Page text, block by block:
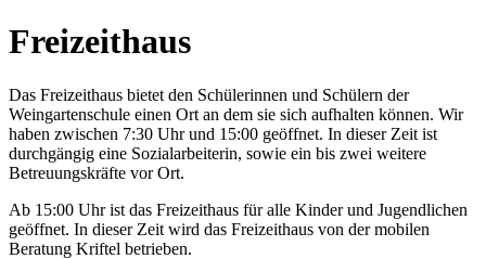
Freizeithaus
Das Freizeithaus bietet den Schülerinnen und Schülern der
Weingartenschule einen Ort an dem sie sich aufhalten können. Wir
haben zwischen 7:30 Uhr und 15:00 geöffnet. In dieser Zeit ist
durchgängig eine Sozialarbeiterin, sowie ein bis zwei weitere
Betreuungskräfte vor Ort.
Ab 15:00 Uhr ist das Freizeithaus für alle Kinder und Jugendlichen
geöffnet. In dieser Zeit wird das Freizeithaus von der mobilen
Beratung Kriftel betrieben.